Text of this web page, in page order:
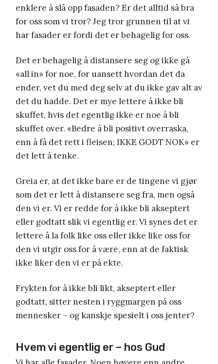
enklere å slå opp fasaden? Er det alltid så bra
for oss som vi tror? Jeg tror grunnen til at vi
har fasader er fordi det er behagelig for oss.
Det er behagelig å distansere seg og ikke gå
«all in» for noe, for uansett hvordan det da
ender, vet du med deg selv at du ikke gav alt av
det du hadde. Det er mye lettere å ikke bli
skuffet, hvis det egentlig ikke er noe å bli
skuffet over. «Bedre å bli positivt overraska,
enn å få det rett i fleisen; IKKE GODT NOK» er
det lett å tenke.
Greia er, at det ikke bare er de tingene vi gjør
som det er lett å distansere seg fra, men også
den vi er. Vi er redde for å ikke bli akseptert
eller godtatt slik vi egentlig er. Vi synes det er
lettere å la folk like oss eller ikke like oss for
den vi utgir oss for å være, enn at de faktisk
ikke liker den vi er på ekte.
Frykten for å ikke bli likt, akseptert eller
godtatt, sitter nesten i ryggmargen på oss
mennesker – og kanskje spesielt i oss jenter?
Hvem vi egentlig er – hos Gud